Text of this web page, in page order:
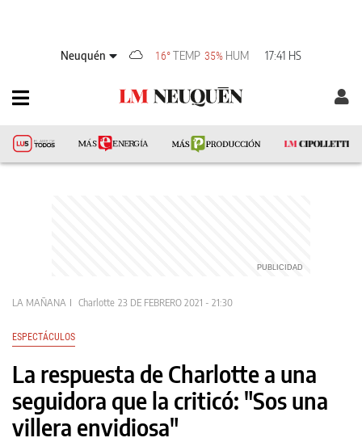
Neuquén 16° TEMP 35% HUM 17:41 HS
LA MAÑANA Charlotte 23 DE FEBRERO 2021 - 21:30
ESPECTÁCULOS
La respuesta de Charlotte a una
seguidora que la criticó: "Sos una
villera envidiosa"